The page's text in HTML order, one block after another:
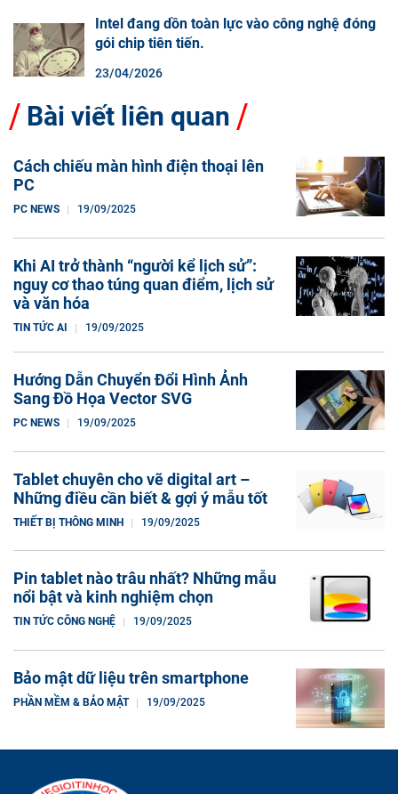
Intel đang dồn toàn lực vào công nghệ đóng
gói chip tiên tiến.
23/04/2026
Bài viết liên quan
Cách chiếu màn hình điện thoại lên
PC
PC NEWS 19/09/2025
Khi AI trở thành “người kể lịch sử”:
nguy cơ thao túng quan điểm, lịch sử
và văn hóa
TIN TỨC AI 19/09/2025
Hướng Dẫn Chuyển Đổi Hình Ảnh
Sang Đồ Họa Vector SVG
PC NEWS 19/09/2025
Tablet chuyên cho vẽ digital art –
Những điều cần biết & gợi ý mẫu tốt
THIẾT BỊ THÔNG MINH 19/09/2025
Pin tablet nào trâu nhất? Những mẫu
nổi bật và kinh nghiệm chọn
TIN TỨC CÔNG NGHỆ 19/09/2025
Bảo mật dữ liệu trên smartphone
PHẦN MỀM & BẢO MẬT 19/09/2025